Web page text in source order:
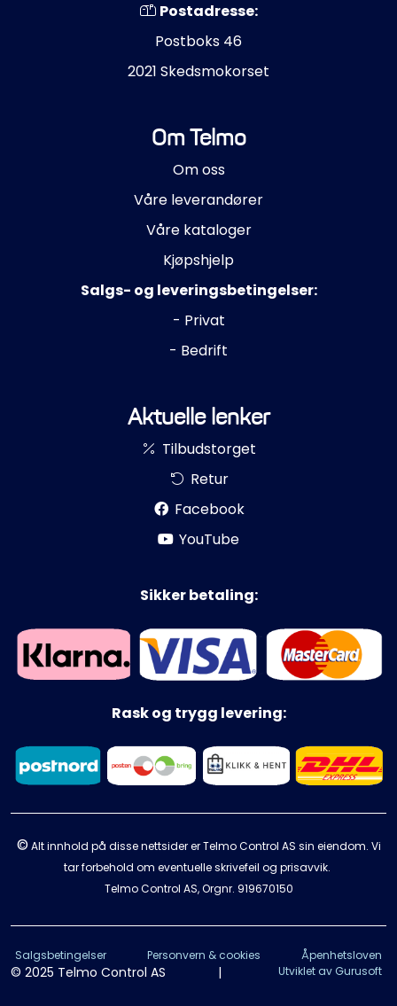
Postadresse:
Postboks 46
2021 Skedsmokorset
Om Telmo
Om oss
Våre leverandører
Våre kataloger
Kjøpshjelp
Salgs- og leveringsbetingelser:
- Privat
- Bedrift
Aktuelle lenker
Tilbudstorget
Retur
Facebook
YouTube
Sikker betaling:
Rask og trygg levering:
© Alt innhold på disse nettsider er Telmo Control AS sin eiendom. Vi
tar forbehold om eventuelle skrivefeil og prisavvik.
Telmo Control AS, Orgnr. 919670150
Salgsbetingelser Personvern & cookies Åpenhetsloven
© 2025 Telmo Control AS | Utviklet av Gurusoft